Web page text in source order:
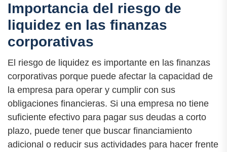
Importancia del riesgo de
liquidez en las finanzas
corporativas
El riesgo de liquidez es importante en las finanzas
corporativas porque puede afectar la capacidad de
la empresa para operar y cumplir con sus
obligaciones financieras. Si una empresa no tiene
suficiente efectivo para pagar sus deudas a corto
plazo, puede tener que buscar financiamiento
adicional o reducir sus actividades para hacer frente